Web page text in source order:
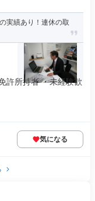
実績あり！連休の取
許所持者 ・未経験歓
気になる